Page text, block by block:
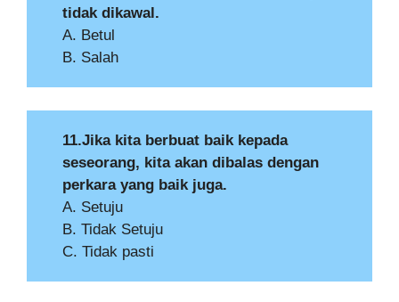
tidak dikawal.
A. Betul
B. Salah
11.Jika kita berbuat baik kepada
seseorang, kita akan dibalas dengan
perkara yang baik juga.
A. Setuju
B. Tidak Setuju
C. Tidak pasti